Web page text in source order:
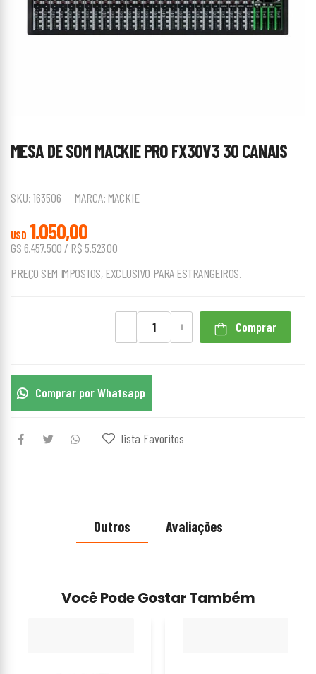
MESA DE SOM MACKIE PRO FX30V3 30 CANAIS
SKU:163506 MARCA:MACKIE
USD 1.050,00
GS 6.457.500 / R$ 5.523,00
PREÇO SEM IMPOSTOS, EXCLUSIVO PARA ESTRANGEIROS.
Comprar
Comprar por Whatsapp
lista Favoritos
Outros Avaliações
Você Pode Gostar Também